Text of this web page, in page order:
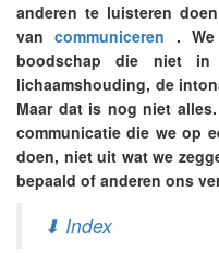
anderen te luisteren
vancommuniceren .
boodschap die niet
lichaamshouding, de
Maar dat is nog niet
communicatie die we op
doen, niet uit wat we
bepaald of anderen ons
⬇ Index